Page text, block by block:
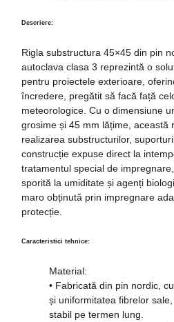
Descriere:
Rigla substructura 45×45 din pin
autoclava clasa 3 reprezintă o
pentru proiectele exterioare,
încredere, pregătit să facă față
meteorologice. Cu o dimensiune
grosime și 45 mm lățime, această
realizarea substructurilor,
construcție expuse direct la
tratamentul special de
sporită la umiditate și agenți
maro obținută prin impregnare
protecție.
Caracteristici tehnice:
Material:
• Fabricată din pin nordic,
și uniformitatea fibrelor
stabil pe termen lung.